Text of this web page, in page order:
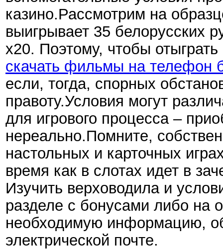
казино.Рассмотрим на
выигрывает 35 белорусских
х20. Поэтому, чтобы
скачать фильмы на телефон
если, тогда, спорных
правоту.Условия могут
для игрового процесса –
нереально.Помните,
настольных и карточных
время как в слотах идет в
Изучить верховодила и
разделе с бонусами либо на
необходимую информацию,
электрической почте.